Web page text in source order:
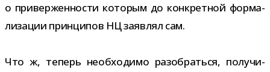
о при­вер­жен­но­сти кото­рым до кон­крет­ной фор­ма­
ли­за­ции прин­ци­пов НЦ заяв­лял сам.
Что ж, теперь необ­хо­димо разо­браться, полу­чи­